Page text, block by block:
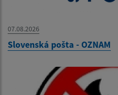
07.08.2026
Slovenská pošta - OZNAM